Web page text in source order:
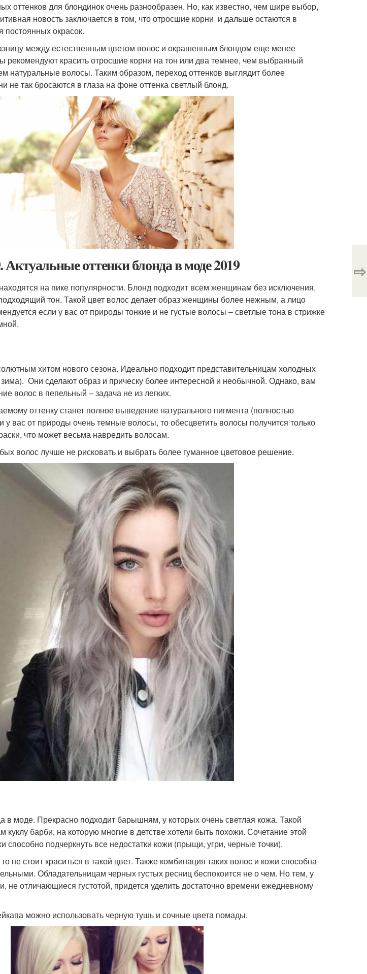
оттенков для блондинок очень разнообразен. Но, как известно, чем шире выбор,
новость заключается в том, что отросшие корни и дальше остаются в
постоянных окрасок.
между естественным цветом волос и окрашенным блондом еще менее
рекомендуют красить отросшие корни на тон или два темнее, чем выбранный
натуральные волосы. Таким образом, переход оттенков выглядит более
не так бросаются в глаза на фоне оттенка светлый блонд.
оттенки блонда в моде 2019
на пике популярности. Блонд подходит всем женщинам без исключения,
тон. Такой цвет волос делает образ женщины более нежным, а лицо
если у вас от природы тонкие и не густые волосы – светлые тона в стрижке
хитом нового сезона. Идеально подходит представительницам холодных
Они сделают образ и прическу более интересной и необычной. Однако, вам
волос в пепельный – задача не из легких.
оттенку станет полное выведение натурального пигмента (полностью
вас от природы очень темные волосы, то обесцветить волосы получится только
что может весьма навредить волосам.
волос лучше не рисковать и выбрать более гуманное цветовое решение.
в моде. Прекрасно подходит барышням, у которых очень светлая кожа. Такой
куклу барби, на которую многие в детстве хотели быть похожи. Сочетание этой
способно подчеркнуть все недостатки кожи (прыщи, угри, черные точки).
не стоит краситься в такой цвет. Также комбинация таких волос и кожи способна
Обладательницам черных густых ресниц беспокоится не о чем. Но тем, у
не отличающиеся густотой, придется уделить достаточно времени ежедневному
можно использовать черную тушь и сочные цвета помады.
⇨